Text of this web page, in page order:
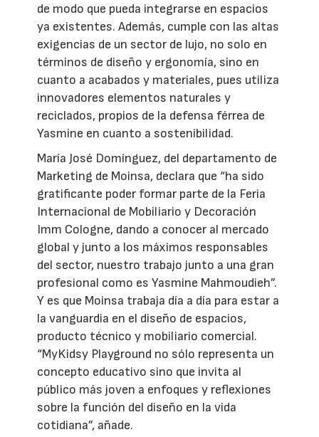
de modo que pueda integrarse en espacios
ya existentes. Además, cumple con las altas
exigencias de un sector de lujo, no solo en
términos de diseño y ergonomía, sino en
cuanto a acabados y materiales, pues utiliza
innovadores elementos naturales y
reciclados, propios de la defensa férrea de
Yasmine en cuanto a sostenibilidad.
María José Domínguez, del departamento de
Marketing de Moinsa, declara que “ha sido
gratificante poder formar parte de la Feria
Internacional de Mobiliario y Decoración
Imm Cologne, dando a conocer al mercado
global y junto a los máximos responsables
del sector, nuestro trabajo junto a una gran
profesional como es Yasmine Mahmoudieh”.
Y es que Moinsa trabaja día a día para estar a
la vanguardia en el diseño de espacios,
producto técnico y mobiliario comercial.
“MyKidsy Playground no sólo representa un
concepto educativo sino que invita al
público más joven a enfoques y reflexiones
sobre la función del diseño en la vida
cotidiana”, añade.